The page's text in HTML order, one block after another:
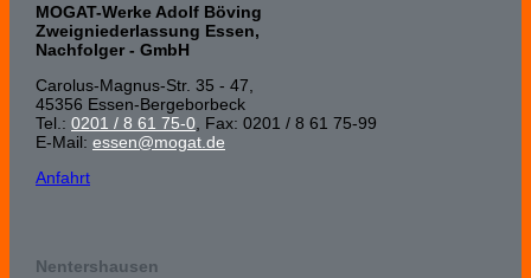
MOGAT-Werke Adolf Böving
Zweigniederlassung Essen,
Nachfolger - GmbH
Carolus-Magnus-Str. 35 - 47,
45356 Essen-Bergeborbeck
Tel.: 0201 / 8 61 75-0, Fax: 0201 / 8 61 75-99
E-Mail: essen@mogat.de
Anfahrt
Nentershausen